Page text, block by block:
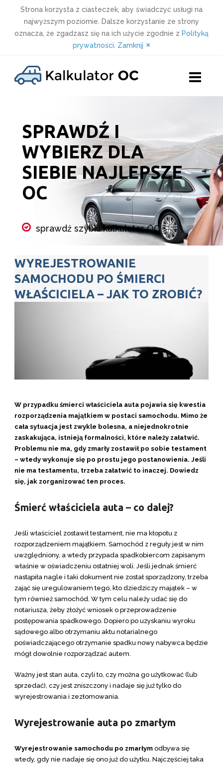
Strona korzysta z ciasteczek, aby świadczyć usługi na
najwyższym poziomie. Dalsze korzystanie ze strony
oznacza, że zgadzasz się na ich użycie zgodnie z Polityką
prywatności Zamknij ×
content
SPRAWDŹ I
WYBIERZ DLA
SIEBIE NAJLEPSZE
OC
sprawdź szybki kalkulator OC
ubezpieczycieli w kilka minut
wybierz ubezpieczenie i kup online
WYREJESTROWANIE
SAMOCHODU PO ŚMIERCI
WŁAŚCICIELA – JAK TO ZROBIĆ?
W przypadku śmierci właściciela auta pojawia się kwestia
rozporządzenia majątkiem w postaci samochodu. Mimo że
cała sytuacja jest zwykle bolesna, a niejednokrotnie
zaskakująca, istnieją formalności, które należy załatwić.
Problemu nie ma, gdy zmarły zostawił po sobie testament
– wtedy wykonuje się po prostu jego postanowienia. Jeśli
nie ma testamentu, trzeba załatwić to inaczej. Dowiedz
się, jak zorganizować ten proces.
Śmierć właściciela auta – co dalej?
Jeśli właściciel zostawił testament, nie ma kłopotu z
rozporządzeniem majątkiem. Samochód z reguły jest w nim
uwzględniony, a wtedy przypada spadkobiercom zapisanym
właśnie w oświadczeniu ostatniej woli. Jeśli jednak śmierć
nastąpiła nagle i taki dokument nie został sporządzony, trzeba
zająć się uregulowaniem tego, kto dziedziczy majątek – w
tym również samochód. W tym celu należy udać się do
notariusza, żeby złożyć wniosek o przeprowadzenie
postępowania spadkowego. Dopiero po uzyskaniu wyroku
sądowego albo otrzymaniu aktu notarialnego
poświadczającego otrzymanie spadku nowy nabywca będzie
mógł dowolnie rozporządzać autem.
Ważny jest stan auta, czyli to, czy można go użytkować (lub
sprzedać), czy jest zniszczony i nadaje się już tylko do
wyrejestrowania i zezłomowania.
Wyrejestrowanie auta po zmarłym
Wyrejestrowanie samochodu po zmarłym odbywa się
wtedy, gdy nie nadaje się ono już do użytku. Najczęściej taka